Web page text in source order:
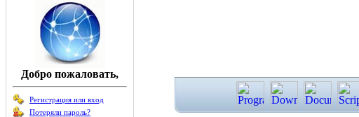
Добро пожаловать,
Регистрация или вход
Потеряли пароль?